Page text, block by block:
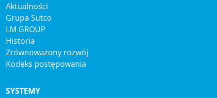
Aktualności
Grupa Sutco
LM GROUP
Historia
Zrównoważony rozwój
Kodeks postępowania
SYSTEMY